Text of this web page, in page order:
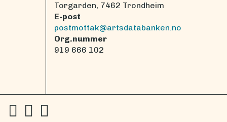
Torgarden, 7462 Trondheim
E-post
postmottak@artsdatabanken.no
Org.nummer
919 666 102